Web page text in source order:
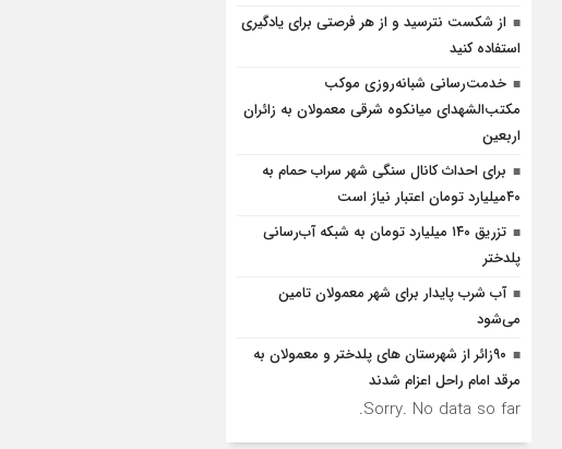
از شکست نترسید و از هر فرصتی برای یادگیری
استفاده کنید
خدمت‌رسانی شبانه‌روزی موکب
مکتب‌الشهدای میانکوه شرقی معمولان به زائران
اربعین
برای احداث کانال سنگی شهر سراب حمام به
۴۰میلیارد تومان اعتبار نیاز است
تزریق ۱۴۰ میلیارد تومان به شبکه آب‌رسانی
پلدختر
آب شرب پایدار برای شهر معمولان تامین
می‌شود
۹۰زائر از شهرستان های پلدختر و معمولان به
مرقد امام راحل اعزام شدند
Sorry. No data so far.